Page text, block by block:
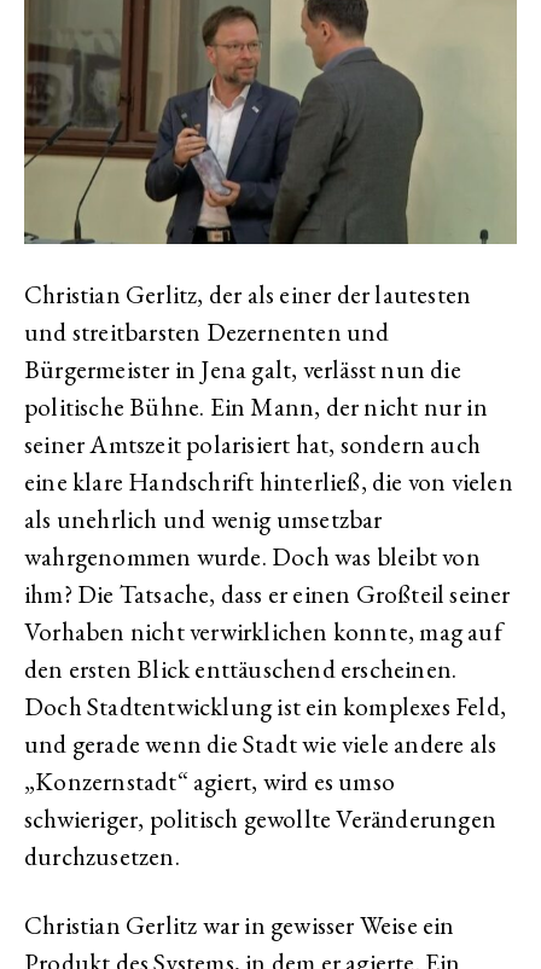
Christian Gerlitz, der als einer der lautesten
und streitbarsten Dezernenten und
Bürgermeister in Jena galt, verlässt nun die
politische Bühne. Ein Mann, der nicht nur in
seiner Amtszeit polarisiert hat, sondern auch
eine klare Handschrift hinterließ, die von vielen
als unehrlich und wenig umsetzbar
wahrgenommen wurde. Doch was bleibt von
ihm? Die Tatsache, dass er einen Großteil seiner
Vorhaben nicht verwirklichen konnte, mag auf
den ersten Blick enttäuschend erscheinen.
Doch Stadtentwicklung ist ein komplexes Feld,
und gerade wenn die Stadt wie viele andere als
„Konzernstadt“ agiert, wird es umso
schwieriger, politisch gewollte Veränderungen
durchzusetzen.
Christian Gerlitz war in gewisser Weise ein
Produkt des Systems, in dem er agierte. Ein